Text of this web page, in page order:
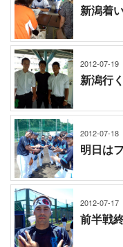
新潟着
2012-07-19
新潟行
2012-07-18
明日は
2012-07-17
前半戦